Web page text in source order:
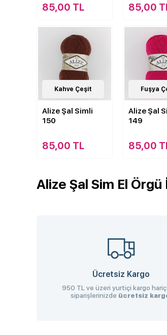
85,00 TL 85,00
33Çeşit
Kahve Çeşit
Alize Şal Simli
150
85,00 TL
33Çeşit
Fuşya
Alize Şal
149
85,00
Alize Şal Sim El
Ücretsiz Kargo
950 TL ve üzeri yurtiçi kargo
siparişlerinizde ücretsiz